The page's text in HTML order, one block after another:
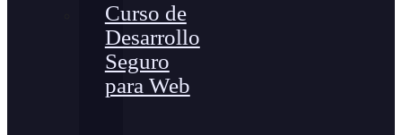
Curso de
Desarrollo
Seguro
para Web